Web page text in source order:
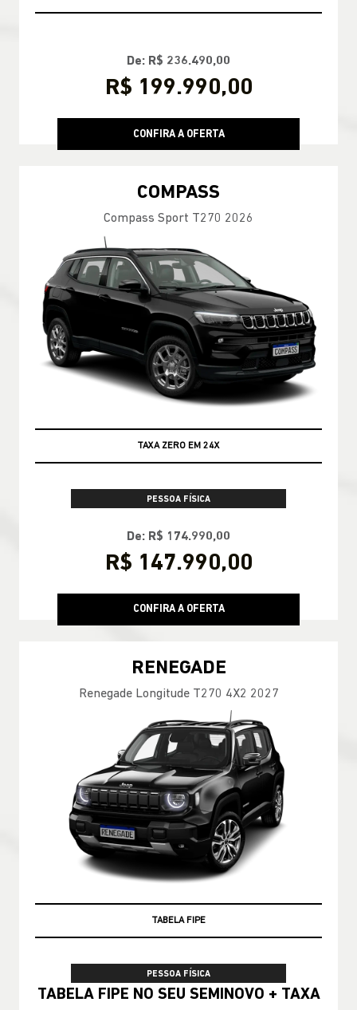
De: R$ 236.490,00
R$ 199.990,00
CONFIRA A OFERTA
COMPASS
Compass Sport T270 2026
TAXA ZERO EM 24X
PESSOA FÍSICA
De: R$ 174.990,00
R$ 147.990,00
CONFIRA A OFERTA
RENEGADE
Renegade Longitude T270 4X2 2027
TABELA FIPE
PESSOA FÍSICA
TABELA FIPE NO SEU SEMINOVO + TAXA